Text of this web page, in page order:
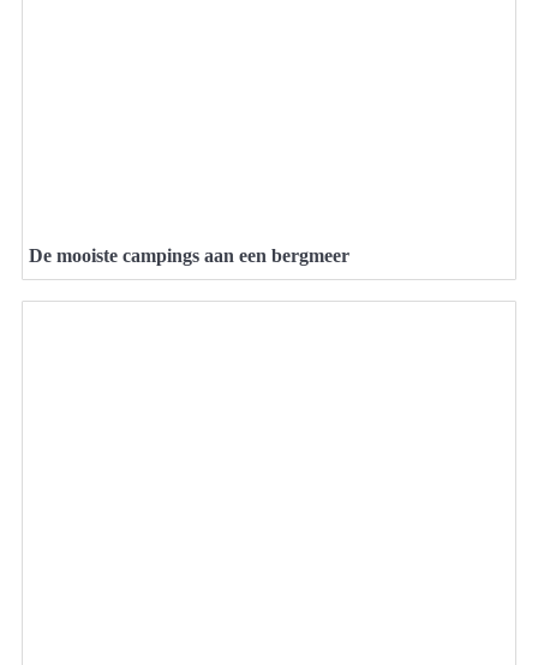
De mooiste campings aan een bergmeer